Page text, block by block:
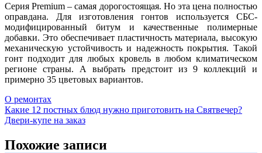
Серия Premium – самая дорогостоящая. Но эта цена полностью
оправдана. Для изготовления гонтов используется СБС-
модифицированный битум и качественные полимерные
добавки. Это обеспечивает пластичность материала, высокую
механическую устойчивость и надежность покрытия. Такой
гонт подходит для любых кровель в любом климатическом
регионе страны. А выбрать предстоит из 9 коллекций и
примерно 35 цветовых вариантов.
О ремонтах
Навигация
по
записям
Какие 12 постных блюд нужно приготовить на Святвечер?
Двери-купе на заказ
Похожие записи